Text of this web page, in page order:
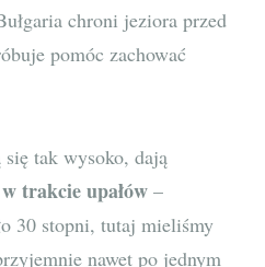
chroni jeziora przed
pomóc zachować
tak wysoko, dają
trakcie upałów –
30 stopni, tutaj mieliśmy
nawet po jednym